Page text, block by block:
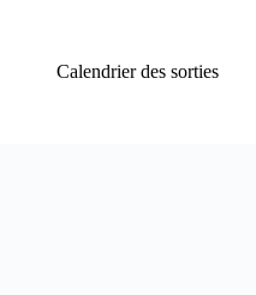
Calendrier des sorties